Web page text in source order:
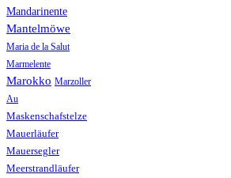
Mandarinente
Mantelmöwe
Maria de la Salut
Marmelente
Marokko Marzoller
Au
Maskenschafstelze
Mauerläufer
Mauersegler
Meerstrandläufer